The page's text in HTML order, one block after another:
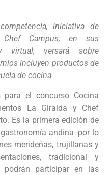
iniciativa de
Campus, en sus
virtual, versará sobre
incluyen productos de
de cocina
para el concurso Cocina
La Giralda y Chef
Es la primera edición de
andina -por lo
merideñas, trujillanas y
tradicional y
podrán participar en las